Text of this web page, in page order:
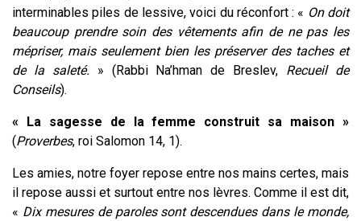
interminables piles de lessive, voici du réconfort : « On doit
beaucoup prendre soin des vêtements afin de ne pas les
mépriser, mais seulement bien les préserver des taches et
de la saleté. » (Rabbi Na’hman de Breslev, Recueil de
Conseils).
« La sagesse de la femme construit sa maison »
(Proverbes, roi Salomon 14, 1).
Les amies, notre foyer repose entre nos mains certes, mais
il repose aussi et surtout entre nos lèvres. Comme il est dit,
« Dix mesures de paroles sont descendues dans le monde,